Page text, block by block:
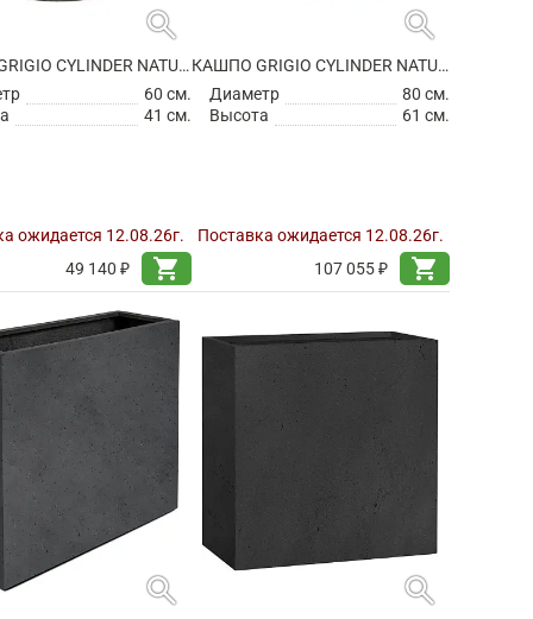
search
КАШПО GRIGIO CYLINDER NATURAL CONCRETE
60 см.
41 см.
ожидается 12.08.26г.
49 140 ₽
shopping_cart
search
КАШПО GRIGIO CYLINDER NATURAL CONCRETE
Диаметр
80 см.
Высота
61 см.
Поставка ожидается 12.08.26г.
107 055 ₽
shopping_cart
search search